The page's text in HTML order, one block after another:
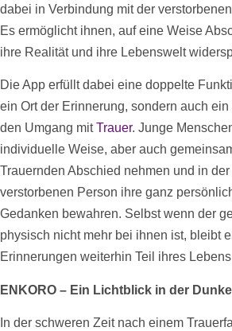
dabei in Verbindung mit der
Es ermöglicht ihnen, auf eine Weise
ihre Realität und ihre Lebenswelt
Die App erfüllt dabei eine doppelte
ein Ort der Erinnerung, sondern auch
den Umgang mitTrauer. Junge
individuelle Weise, aber auch
Trauernden Abschied nehmen und in der
verstorbenen Person ihre ganz
Gedanken bewahren. Selbst wenn der
physisch nicht mehr bei ihnen ist, bleibt
Erinnerungen weiterhin Teil ihres
ENKORO – Ein Lichtblick in der
In der schweren Zeit nach einem